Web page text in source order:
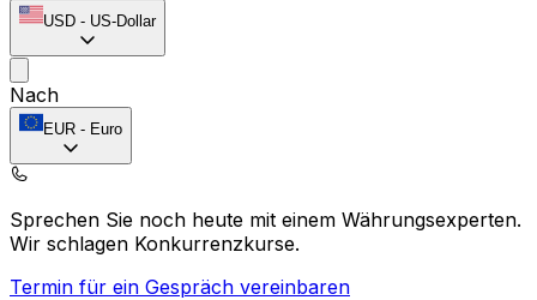
USD - US-Dollar
Nach
EUR - Euro
Sprechen Sie noch heute mit einem Währungsexperten.
Wir schlagen Konkurrenzkurse.
Termin für ein Gespräch vereinbaren